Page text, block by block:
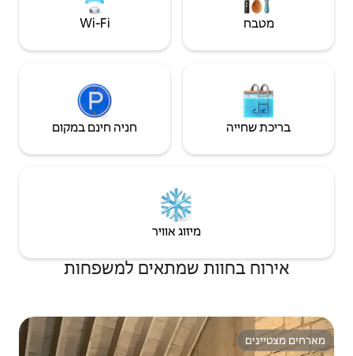
Wi‑Fi
חניה חינם במקום
שמתאים למשפחות